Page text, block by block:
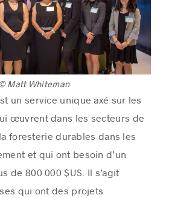
Matt Whiteman
un service unique axé sur les
œuvrent dans les secteurs de
foresterie durables dans les
et qui ont besoin d’un
de 800 000 $US. Il s’agit
qui ont des projets